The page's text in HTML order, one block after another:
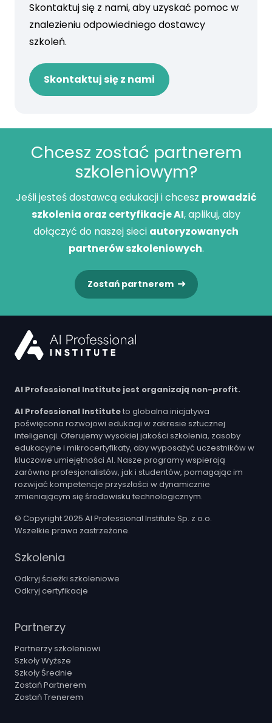
Skontaktuj się z nami, aby uzyskać pomoc w
znalezieniu odpowiedniego dostawcy
szkoleń.
Skontaktuj się z nami
Chcesz zostać partnerem
szkoleniowym?
Jeśli jesteś dostawcą edukacji i chcesz prowadzić
szkolenia oraz certyfikacje AI, aplikuj, aby
dołączyć do naszej sieci autoryzowanych
partnerów szkoleniowych.
Zostań partnerem
AI Professional Institute jest organizają non-profit.
AI Professional Instituteto globalna inicjatywa
poświęcona rozwojowi edukacji w zakresie sztucznej
inteligencji. Oferujemy wysokiej jakości szkolenia, zasoby
edukacyjne i mikrocertyfikaty, aby wyposażyć uczestników w
kluczowe umiejętności AI. Nasze programy wspierają
zarówno profesjonalistów, jak i studentów, pomagając im
rozwijać kompetencje przyszłości w dynamicznie
zmieniającym się środowisku technologicznym.
© Copyright 2025 AI Professional Institute Sp. z o.o.
Wszelkie prawa zastrzeżone.
Szkolenia
Odkryj ścieżki szkoleniowe
Odkryj certyfikacje
Partnerzy
Partnerzy szkoleniowi
Szkoły Wyższe
Szkoły Średnie
Zostań Partnerem
Zostań Trenerem